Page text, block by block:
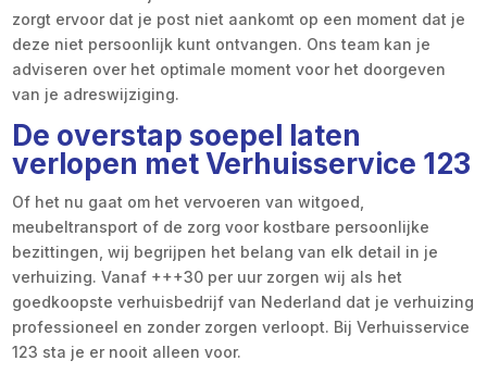
zorgt ervoor dat je post niet aankomt op een moment dat je
deze niet persoonlijk kunt ontvangen. Ons team kan je
adviseren over het optimale moment voor het doorgeven
van je adreswijziging.
De overstap soepel laten
verlopen met Verhuisservice 123
Of het nu gaat om het vervoeren van witgoed,
meubeltransport of de zorg voor kostbare persoonlijke
bezittingen, wij begrijpen het belang van elk detail in je
verhuizing. Vanaf +++30 per uur zorgen wij als het
goedkoopste verhuisbedrijf van Nederland dat je verhuizing
professioneel en zonder zorgen verloopt. Bij Verhuisservice
123 sta je er nooit alleen voor.